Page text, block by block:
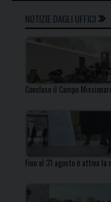
NOTIZIE DAGLI UFFICI
Concluso il Campo
Fino al 31 agosto è attiva la